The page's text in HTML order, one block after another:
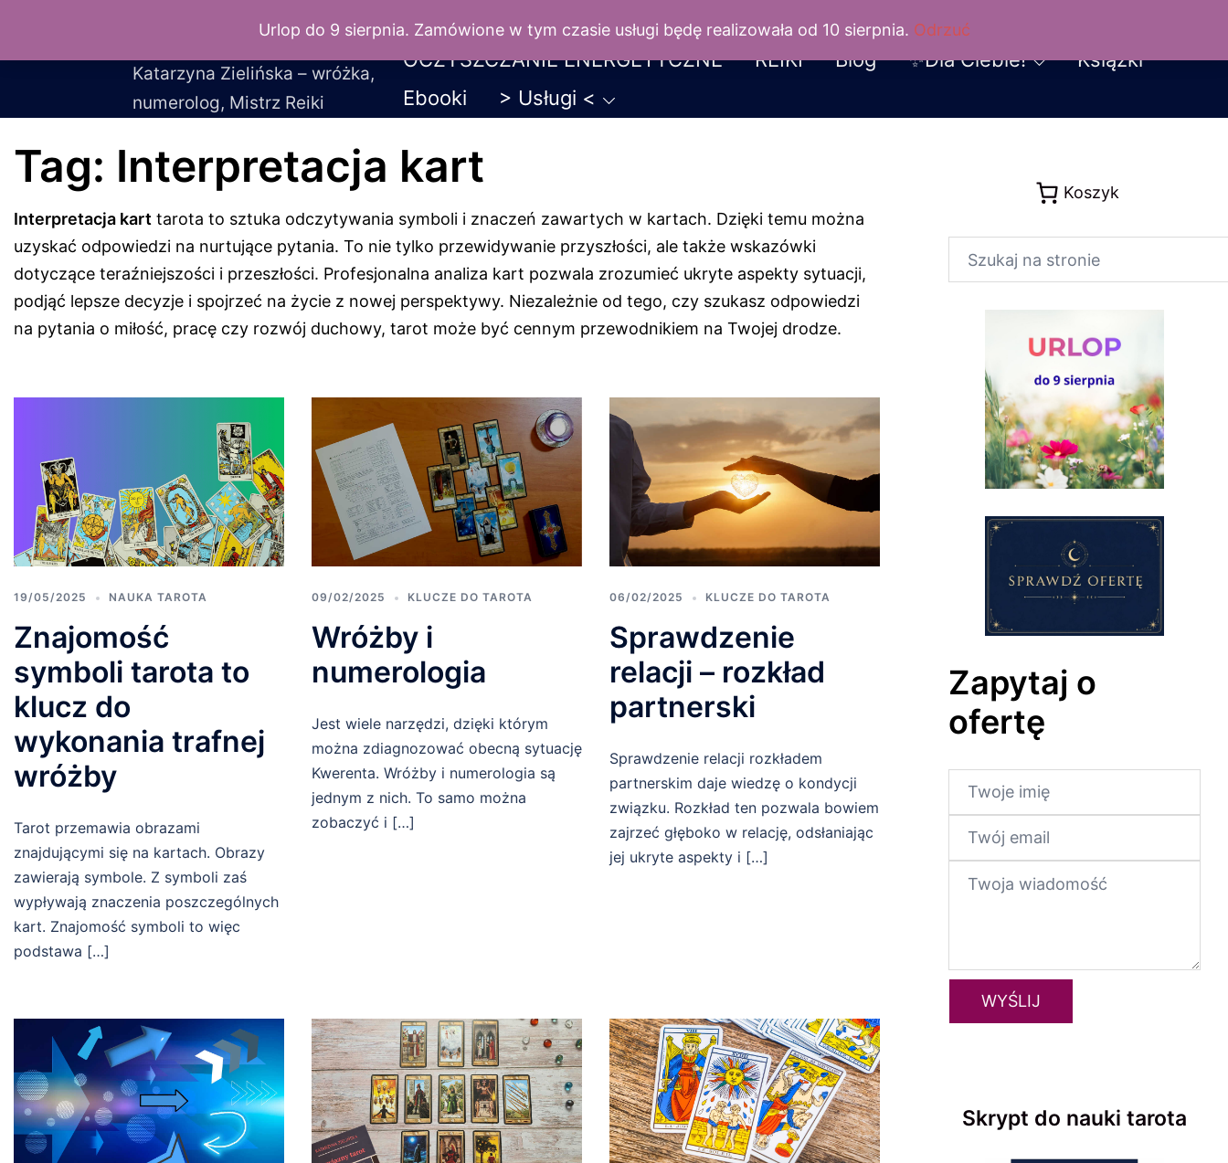
Urlop do 9 sierpnia. Zamówione w tym czasie usługi będę realizowała od 10 sierpnia. Odrzuć
LuxLunaris
Katarzyna Zielińska – wróżka,
numerolog, Mistrz Reiki
WRÓŻBY NUMEROLOGIA
DUSZA i KARMA
OCZYSZCZANIE ENERGETYCZNE
REIKI Blog ✨Dla Ciebie!
Książki
Ebooki
> Usługi <
Tag: Interpretacja kart
Interpretacja kart tarota to sztuka odczytywania symboli i znaczeń zawartych w kartach. Dzięki temu można
uzyskać odpowiedzi na nurtujące pytania. To nie tylko przewidywanie przyszłości, ale także wskazówki
dotyczące teraźniejszości i przeszłości. Profesjonalna analiza kart pozwala zrozumieć ukryte aspekty sytuacji,
podjąć lepsze decyzje i spojrzeć na życie z nowej perspektywy. Niezależnie od tego, czy szukasz odpowiedzi
na pytania o miłość, pracę czy rozwój duchowy, tarot może być cennym przewodnikiem na Twojej drodze.
19/05/2025 NAUKA TAROTA
Znajomość
symboli tarota to
klucz do
wykonania trafnej
wróżby
Tarot przemawia obrazami
znajdującymi się na kartach. Obrazy
zawierają symbole. Z symboli zaś
wypływają znaczenia poszczególnych
kart. Znajomość symboli to więc
podstawa […]
09/02/2025 KLUCZE DO TAROTA
Wróżby i
numerologia
Jest wiele narzędzi, dzięki którym
można zdiagnozować obecną sytuację
Kwerenta. Wróżby i numerologia są
jednym z nich. To samo można
zobaczyć i […]
06/02/2025 KLUCZE DO TAROTA
Sprawdzenie
relacji – rozkład
partnerski
Sprawdzenie relacji rozkładem
partnerskim daje wiedzę o kondycji
związku. Rozkład ten pozwala bowiem
zajrzeć głęboko w relację, odsłaniając
jej ukryte aspekty i […]
Koszyk
Szukaj
Zapytaj o
ofertę
Skrypt do nauki tarota